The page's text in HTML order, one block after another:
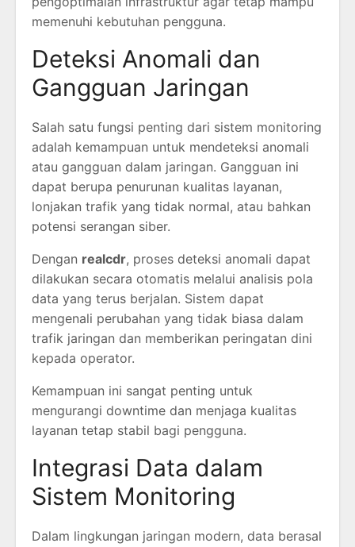
memenuhi kebutuhan pengguna.
Deteksi Anomali dan
Gangguan Jaringan
Salah satu fungsi penting dari sistem monitoring
adalah kemampuan untuk mendeteksi anomali
atau gangguan dalam jaringan. Gangguan ini
dapat berupa penurunan kualitas layanan,
lonjakan trafik yang tidak normal, atau bahkan
potensi serangan siber.
Dengan realcdr, proses deteksi anomali dapat
dilakukan secara otomatis melalui analisis pola
data yang terus berjalan. Sistem dapat
mengenali perubahan yang tidak biasa dalam
trafik jaringan dan memberikan peringatan dini
kepada operator.
Kemampuan ini sangat penting untuk
mengurangi downtime dan menjaga kualitas
layanan tetap stabil bagi pengguna.
Integrasi Data dalam
Sistem Monitoring
Dalam lingkungan jaringan modern, data berasal